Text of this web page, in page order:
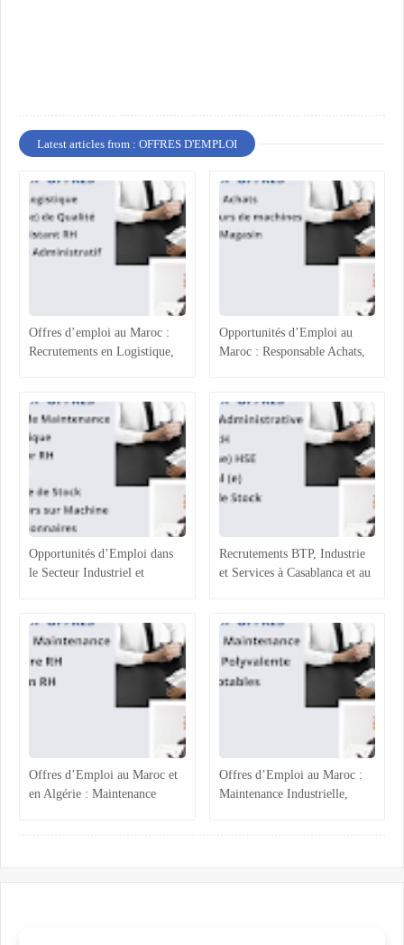
Latest articles from : OFFRES D'EMPLOI
Offres d’emploi au Maroc :
Recrutements en Logistique,
Opportunités d’Emploi au
Maroc : Responsable Achats,
Opportunités d’Emploi dans
le Secteur Industriel et
Casablanca et Hassi Ameur
Recrutements BTP, Industrie
et Services à Casablanca et au
Offres d’Emploi au Maroc et
en Algérie : Maintenance
Offres d’Emploi au Maroc :
Maintenance Industrielle,